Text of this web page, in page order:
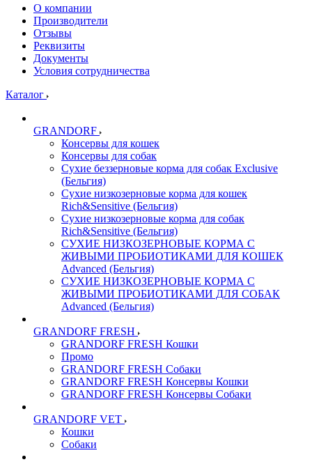
О компании
Производители
Отзывы
Реквизиты
Документы
Условия сотрудничества
Каталог
GRANDORF
Консервы для кошек
Консервы для собак
Сухие беззерновые корма для собак Exclusive
(Бельгия)
Сухие низкозерновые корма для кошек
Rich&Sensitive (Бельгия)
Сухие низкозерновые корма для собак
Rich&Sensitive (Бельгия)
СУХИЕ НИЗКОЗЕРНОВЫЕ КОРМА С
ЖИВЫМИ ПРОБИОТИКАМИ ДЛЯ КОШЕК
Advanced (Бельгия)
СУХИЕ НИЗКОЗЕРНОВЫЕ КОРМА С
ЖИВЫМИ ПРОБИОТИКАМИ ДЛЯ СОБАК
Advanced (Бельгия)
GRANDORF FRESH
GRANDORF FRESH Кошки
Промо
GRANDORF FRESH Собаки
GRANDORF FRESH Консервы Кошки
GRANDORF FRESH Консервы Собаки
GRANDORF VET
Кошки
Собаки